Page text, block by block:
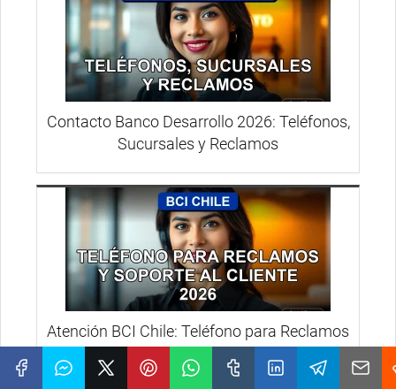
Contacto Banco Desarrollo 2026: Teléfonos,
Sucursales y Reclamos
Atención BCI Chile: Teléfono para Reclamos